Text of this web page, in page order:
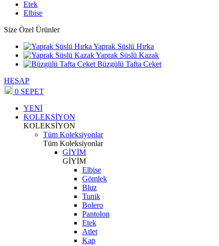
Etek
Elbise
Size Özel Ürünler
Yaprak Süslü Hırka
Yaprak Süslü Kazak
Büzgülü Tafta Ceket
HESAP
0 SEPET
YENİ
KOLEKSİYON
KOLEKSİYON
Tüm Koleksiyonlar
Tüm Koleksiyonlar
GİYİM
GİYİM
Elbise
Gömlek
Bluz
Tunik
Bolero
Pantolon
Etek
Atlet
Kap